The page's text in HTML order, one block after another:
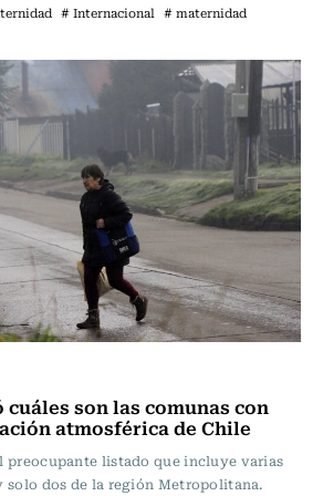
# Internacional # maternidad
son las comunas con
atmosférica de Chile
preocupante listado que incluye varias
solo dos de la región Metropolitana.